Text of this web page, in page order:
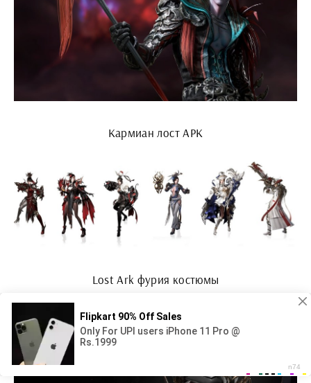
Кармиан лост АРК
Lost Ark фурия костюмы